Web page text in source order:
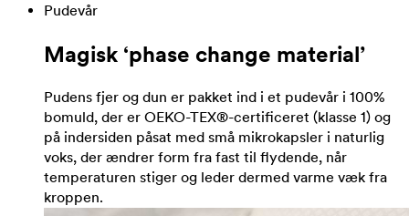
Pudevår
Magisk ‘phase change material’
Pudens fjer og dun er pakket ind i et pudevår i 100%
bomuld, der er OEKO-TEX®-certificeret (klasse 1) og
på indersiden påsat med små mikrokapsler i naturlig
voks, der ændrer form fra fast til flydende, når
temperaturen stiger og leder dermed varme væk fra
kroppen.